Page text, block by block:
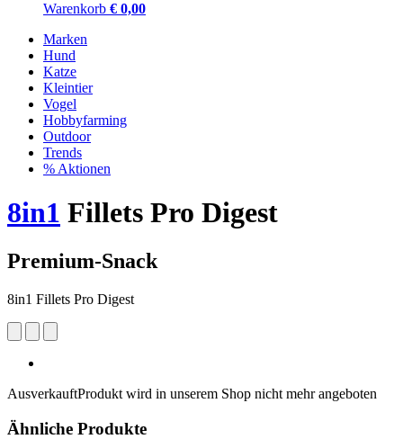
Warenkorb € 0,00
Marken
Hund
Katze
Kleintier
Vogel
Hobbyfarming
Outdoor
Trends
% Aktionen
8in1 Fillets Pro Digest
Premium-Snack
8in1 Fillets Pro Digest
AusverkauftProdukt wird in unserem Shop nicht mehr angeboten
Ähnliche Produkte